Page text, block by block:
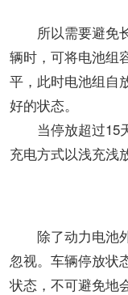
所以需要避免
辆时，可将电池组
平，此时电池组自
好的状态。
当停放超过15
充电方式以浅充浅
除了动力电池
忽视。车辆停放状
状态，不可避免地